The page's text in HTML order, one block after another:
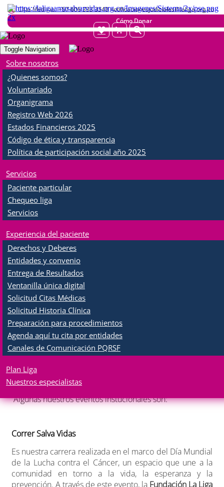
Citas Médicas: +57 606 333 3340 notificacionesjudiciales@laliga.org.co
Cómo Donar
Toggle Navigation
Sobre nosotros
¿Quienes somos?
Voluntariado
Organigrama
Registro Web 2026
Estados Financieros 2025
Código de ética y transparencia
Política de participación social año 2025
Servicios
Paciente particular
Chequeo liga
Servicios
Experiencia del paciente
Derechos y Deberes
Entidades y convenio
Entrega de Resultados
Ventanilla única digital
Solicitud Citas Médicas
Solicitud Historia Clínica
Preparación para procedimientos
Agenda aquí tu cita por entidades
Canales de Comunicación PQRSF
Plan Liga
Nuestros especialistas
FacebookTwitter
En laFundación La Liga AmaSalvarVidas
vida todos los días y trabajamos con el corazón para
brindarle a nuestra comunidad espacios llenos de
prevención, autocuidado y esperanza.
Por eso, impulsamos y fortalecemos celebraciones
emblemáticas e institucionalizadas, diseñadas para
conectar con las personas, promover hábitos saludables
y seguir construyendo una imagen cercana, humana y
comprometida con el bienestar de todos.
Porque cada encuentro es una oportunidad para cuidar,
inspirar y transformar vidas
Algunas nuestros eventos instucionales son:
Correr Salva Vidas
Es nuestra carrera realizada en el marco del Día Mundial
de la Lucha contra el Cáncer, un espacio que une a la
comunidad en torno a la vida, la esperanza y la
prevención. A través de este evento, la Fundación La Liga